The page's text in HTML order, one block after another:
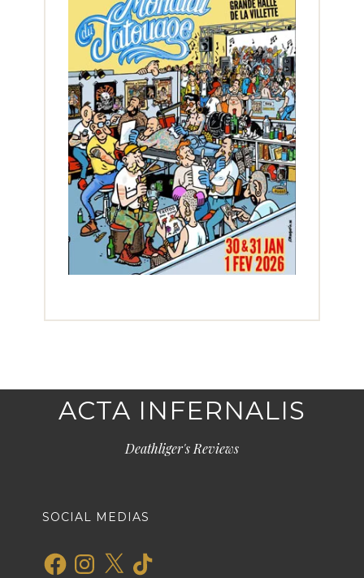
ACTA INFERNALIS
Deathliger's Reviews
SOCIAL MEDIAS
FacebookInstagram
X TikTok